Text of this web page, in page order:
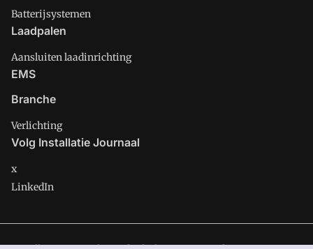
Batterijsystemen
Laadpalen
Aansluiten laadinrichting
EMS
Branche
Verlichting
Volg Installatie Journaal
x
LinkedIn